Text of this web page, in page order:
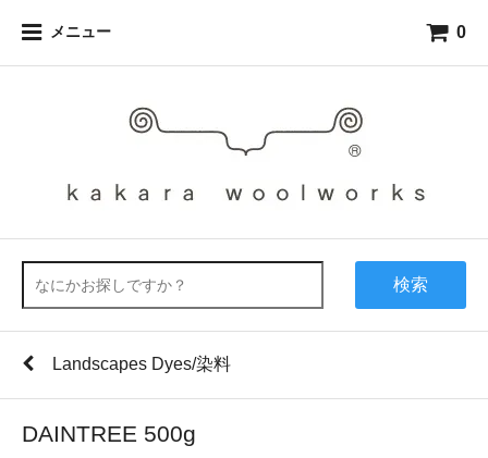
メニュー 0
検索
Landscapes Dyes/染料
DAINTREE 500g